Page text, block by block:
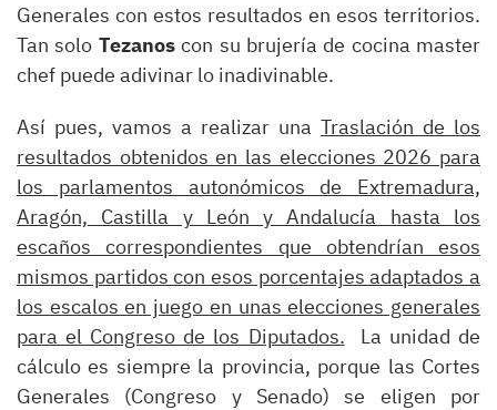
Generales con estos resultados en esos territorios.
Tan solo Tezanoscon su brujería de cocina master
chef puede adivinar lo inadivinable.
Así pues, vamos a realizar una Traslación de los
resultados obtenidos en las elecciones 2026 para
los parlamentos autonómicos de Extremadura,
Aragón, Castilla y León y Andalucía hasta los
escaños correspondientes que obtendrían esos
mismos partidos con esos porcentajes adaptados a
los escalos en juego en unas elecciones generales
para el Congreso de los Diputados. La unidad de
cálculo es siempre la provincia, porque las Cortes
Generales (Congreso y Senado) se eligen por